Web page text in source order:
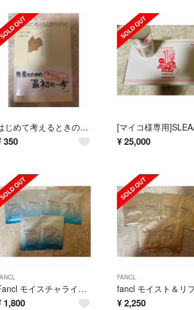
はじめて考えるときのように
350 ¥ 25,000
Fancl モイスチャライジング マスク
1,800
FANCL
¥ 2,250